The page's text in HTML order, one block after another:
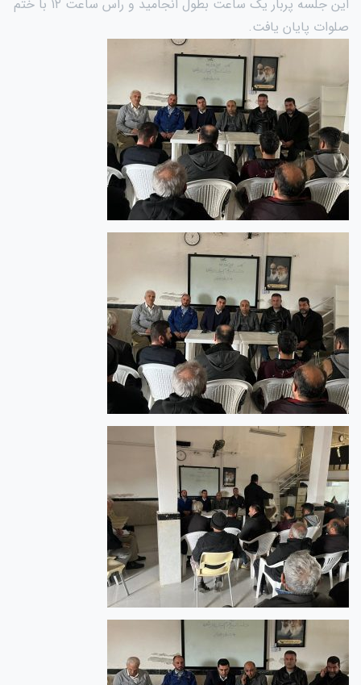
این جلسه پربار یک ساعت بطول انجامید و راس ساعت ۱۲ با ختم
صلوات پایان یافت.